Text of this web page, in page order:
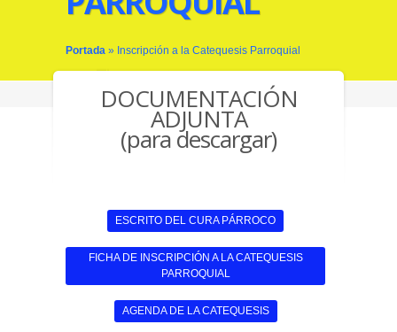
Portada » Inscripción a la Catequesis Parroquial
DOCUMENTACIÓN
ADJUNTA
(para descargar)
ESCRITO DEL CURA PÁRROCO
FICHA DE INSCRIPCIÓN A LA CATEQUESIS
PARROQUIAL
AGENDA DE LA CATEQUESIS